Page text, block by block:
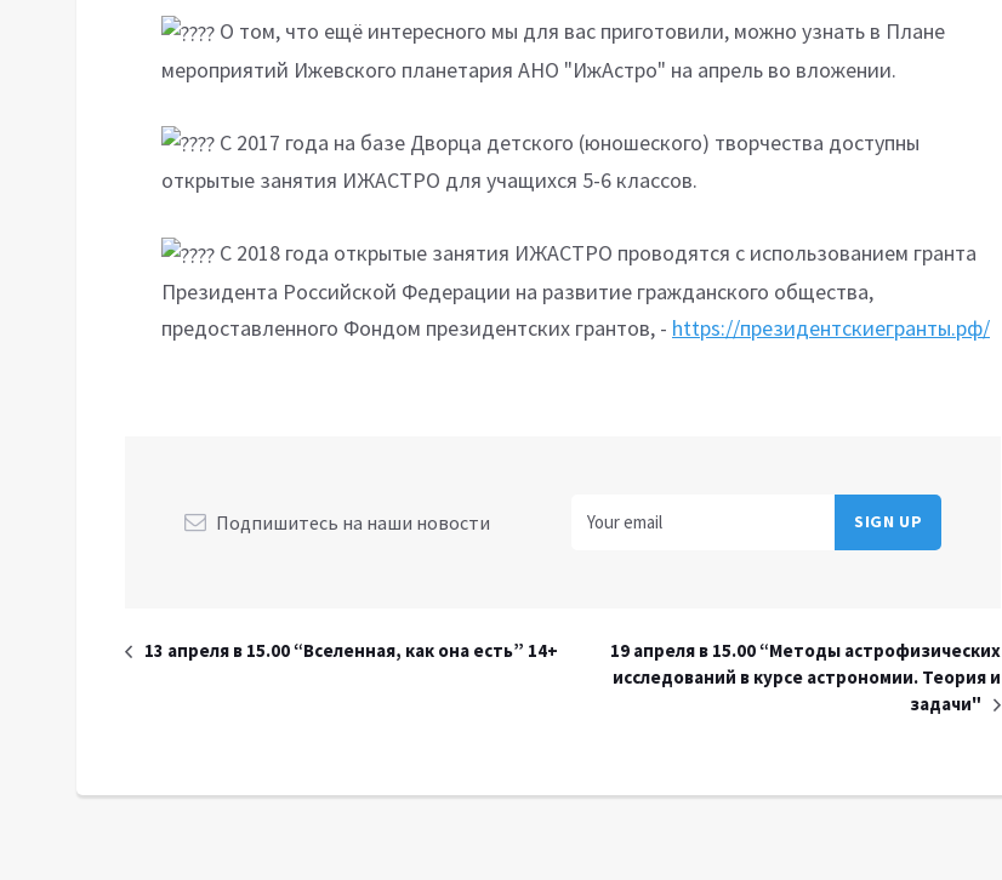
О том, что ещё интересного мы для вас приготовили, можно узнать в Плане
мероприятий Ижевского планетария АНО "ИжАстро" на апрель во вложении.
С 2017 года на базе Дворца детского (юношеского) творчества доступны
открытые занятия ИЖАСТРО для учащихся 5-6 классов.
С 2018 года открытые занятия ИЖАСТРО проводятся с использованием гранта
Президента Российской Федерации на развитие гражданского общества,
предоставленного Фондом президентских грантов, - https://президентскиегранты.рф/
Подпишитесь на наши новости
13 апреля в 15.00 “Вселенная, как она есть” 14+
19 апреля в 15.00 “Методы астрофизических
исследований в курсе астрономии. Теория и
задачи"